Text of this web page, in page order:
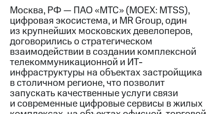
Контакты
Медиа-центр
Пресс-
релизы
МТС
о технологиях
Достижения
Интервью
Москва, РФ — ПАО «МТС» (MOEX: MTSS),
цифровая экосистема, и MR Group, один
из крупнейших московских девелоперов,
договорились о стратегическом
взаимодействии в создании комплексной
телекоммуникационной и ИТ-
инфраструктуры на объектах застройщика
в столичном регионе, что позволит
запускать качественные услуги связи
и современные цифровые сервисы в жилых